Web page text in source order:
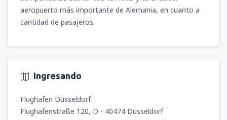
aeropuerto más importante de Alemania, en cuanto a
cantidad de pasajeros.
Ingresando
Flughafen Düsseldorf
Flughafenstraße 120, D - 40474 Düsseldorf